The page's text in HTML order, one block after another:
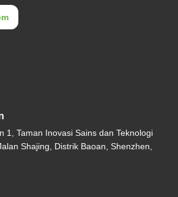
1, Taman Inovasi Sains dan Teknologi
Shajing, Distrik Baoan, Shenzhen,